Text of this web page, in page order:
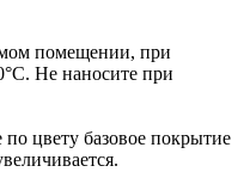
помещении, при
Не наносите при
цвету базовое покрытие